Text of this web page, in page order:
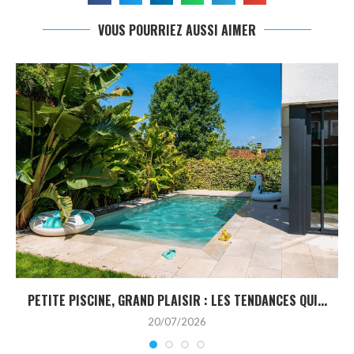
VOUS POURRIEZ AUSSI AIMER
PETITE PISCINE, GRAND PLAISIR : LES TENDANCES QUI...
20/07/2026